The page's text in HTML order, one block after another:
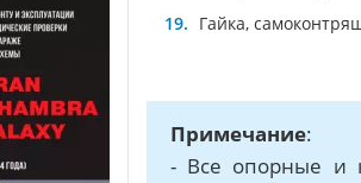
Гайка,
Примечание:
- Все опорные и